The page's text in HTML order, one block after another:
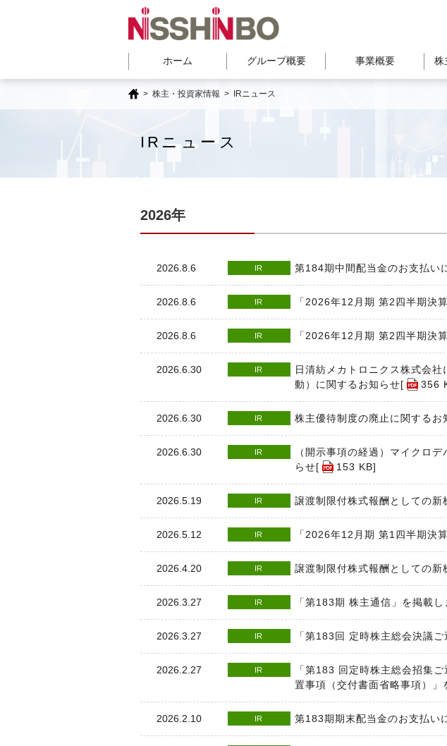
ホーム グループ概要 事業概要 株
> 株主・投資家情報 > IRニュース
IRニュース
2026年
2026.8.6 IR 第184期中間配当金のお支払い
2026.8.6 IR 「2026年12月期 第2四半期決
2026.8.6 IR 「2026年12月期 第2四半期決
2026.6.30 IR
日清紡メカトロニクス株式会
動）に関するお知らせ[
356
2026.6.30 IR 株主優待制度の廃止に関するお
2026.6.30 IR
（開示事項の経過）マイクロ
らせ[
153 KB]
2026.5.19 IR 譲渡制限付株式報酬としての
2026.5.12 IR 「2026年12月期 第1四半期決
2026.4.20 IR 譲渡制限付株式報酬としての
2026.3.27 IR 「第183期 株主通信」を掲載し
2026.3.27 IR 「第183回 定時株主総会決議
2026.2.27 IR
「第183 回定時株主総会招集
置事項（交付書面省略事項）」
2026.2.10 IR 第183期期末配当金のお支払い